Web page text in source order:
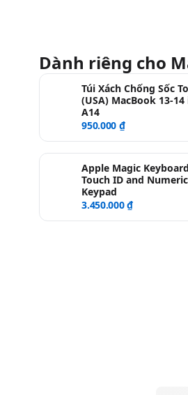
Dành riêng cho
Túi Xách Chống Sốc
(USA) MacBook 13-
A14
950.000 ₫
Apple Magic
Touch ID and Numeric
Keypad
3.450.000 ₫